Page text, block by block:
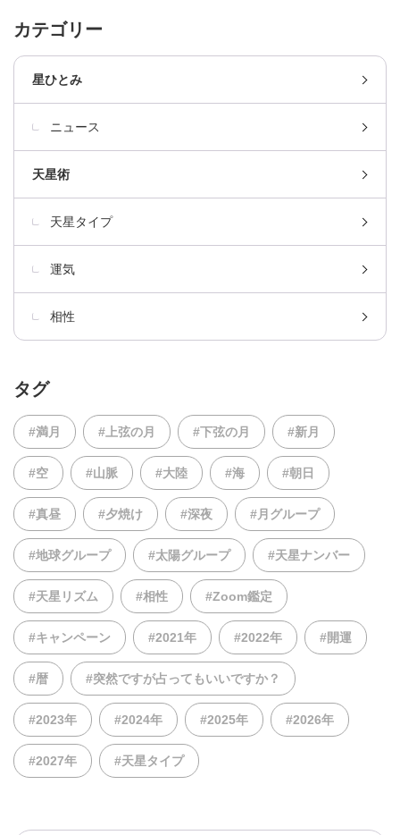
カテゴリー
星ひとみ
ニュース
天星術
天星タイプ
運気
相性
タグ
#満月 #上弦の月 #下弦の月 #新月
#空 #山脈 #大陸 #海 #朝日
#真昼 #夕焼け #深夜 #月グループ
#地球グループ #太陽グループ #天星ナンバー
#天星リズム #相性 #Zoom鑑定
#キャンペーン #2021年 #2022年 #開運
#暦 #突然ですが占ってもいいですか？
#2023年 #2024年 #2025年 #2026年
#2027年 #天星タイプ